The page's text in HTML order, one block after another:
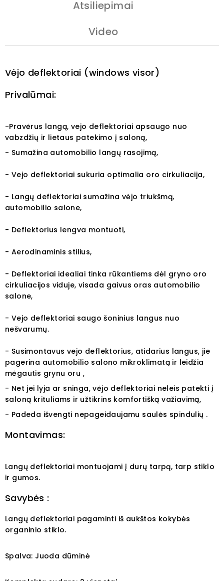
Atsiliepimai
Video
Vėjo deflektoriai (windows visor)
Privalūmai:
-Pravėrus langą, vejo deflektoriai apsaugo nuo
vabzdžių ir lietaus patekimo į saloną,
- Sumažina automobilio langų rasojimą,
- Vejo deflektoriai sukuria optimalia oro cirkuliacija,
- Langų deflektoriai sumažina vėjo triukšmą,
automobilio salone,
- Deflektorius lengva montuoti,
- Aerodinaminis stilius,
- Deflektoriai idealiai tinka rūkantiems dėl gryno oro
cirkuliacijos viduje, visada gaivus oras automobilio
salone,
- Vejo deflektoriai saugo šoninius langus nuo
nešvarumų.
- Susimontavus vejo deflektorius, atidarius langus, jie
pagerina automobilio salono mikroklimatą ir leidžia
mėgautis grynu oru ,
- Net jei lyja ar sninga, vėjo deflektoriai neleis patekti į
saloną krituliams ir užtikrins komfortišką važiavimą,
- Padeda išvengti nepageidaujamu saulės spindulių .
Montavimas:
Langų deflektoriai montuojami į durų tarpą, tarp stiklo
ir gumos.
Savybės :
Langų deflektoriai pagaminti iš aukštos kokybės
organinio stiklo.
Spalva: Juoda dūminė